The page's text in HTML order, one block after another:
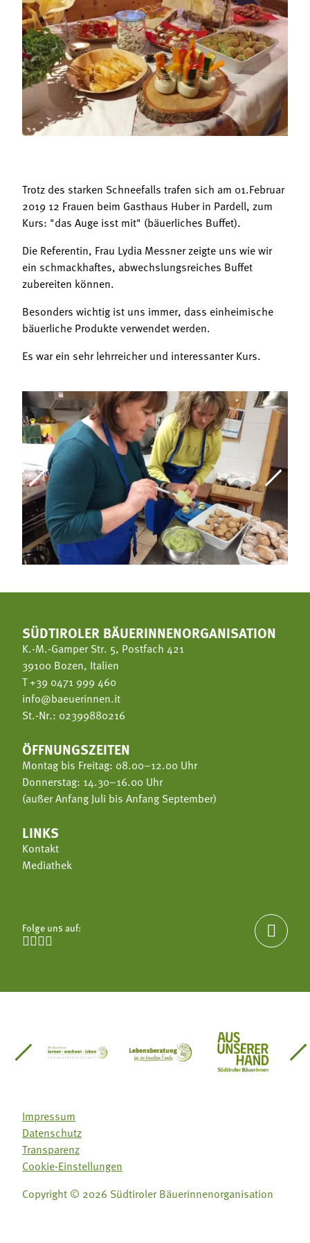
Mitgliedschaft
Landessekretariat
Bäuerliche Buffets
Hofgeschichten
Trotz des starken Schneefalls trafen sich am 01.Februar
2019 12 Frauen beim Gasthaus Huber in Pardell, zum
Kurs: "das Auge isst mit" (bäuerliches Buffet).
Die Referentin, Frau Lydia Messner zeigte uns wie wir
ein schmackhaftes, abwechslungsreiches Buffet
zubereiten können.
Besonders wichtig ist uns immer, dass einheimische
bäuerliche Produkte verwendet werden.
Es war ein sehr lehrreicher und interessanter Kurs.
SÜDTIROLER BÄUERINNENORGANISATION
K.-M.-Gamper Str. 5, Postfach 421
39100 Bozen, Italien
T+39 0471 999 460
info@baeuerinnen.it
St.-Nr.: 02399880216
ÖFFNUNGSZEITEN
Montag bis Freitag: 08.00–12.00 Uhr
Donnerstag: 14.30–16.00 Uhr
(außer Anfang Juli bis Anfang September)
LINKS
Kontakt
Mediathek
Folge uns auf:


Südtirol
Gärtnervereinigung
Sozialgenossenschaft Mit Bäuerinnen lernen -
Lebensberatung für dieAus unserer
Impressum
Datenschutz
Transparenz
Cookie-Einstellungen
Copyright © 2026 Südtiroler Bäuerinnenorganisation